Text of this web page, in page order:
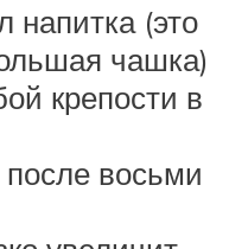
(это
чашка)
крепости в
восьми